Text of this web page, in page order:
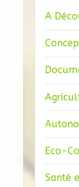
A
Eco-
Santé